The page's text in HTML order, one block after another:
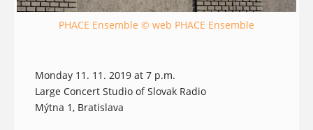
Monday 11. 11. 2019 at 7 p.m.
Large Concert Studio of Slovak Radio
Mýtna 1, Bratislava
PHACE Ensemble © web PHACE Ensemble